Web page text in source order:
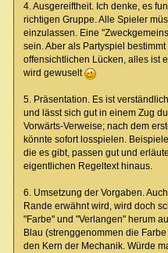
4. Ausgereiftheit. Ich denke, es
richtigen Gruppe. Alle Spieler
einzulassen. Eine
sein. Aber als Partyspiel
offensichtlichen Lücken, alles ist
wird gewuselt
5. Präsentation. Es ist
und lässt sich gut in einem Zug
Vorwärts-Verweise; nach dem
könnte sofort losspielen.
die es gibt, passen gut und
eigentlichen Regeltext hinaus.
6. Umsetzung der Vorgaben.
Rande erwähnt wird, wird doch
"Farbe" und "Verlangen" herum
Blau (strenggenommen die
den Kern der Mechanik. Würde